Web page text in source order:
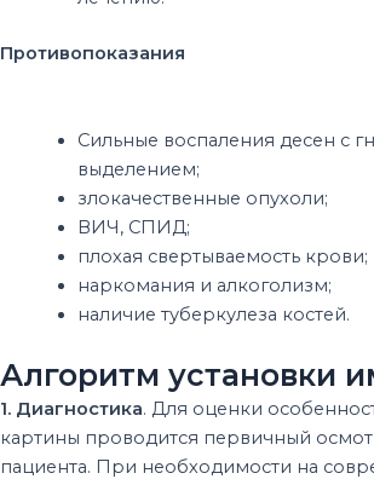
Противопоказания
Сильные воспаления десен с
выделением;
злокачественные опухоли;
ВИЧ, СПИД;
плохая свертываемость крови;
наркомания и алкоголизм;
наличие туберкулеза костей.
Алгоритм установки
1. Диагностика. Для оценки
картины проводится первичный
пациента. При необходимости на